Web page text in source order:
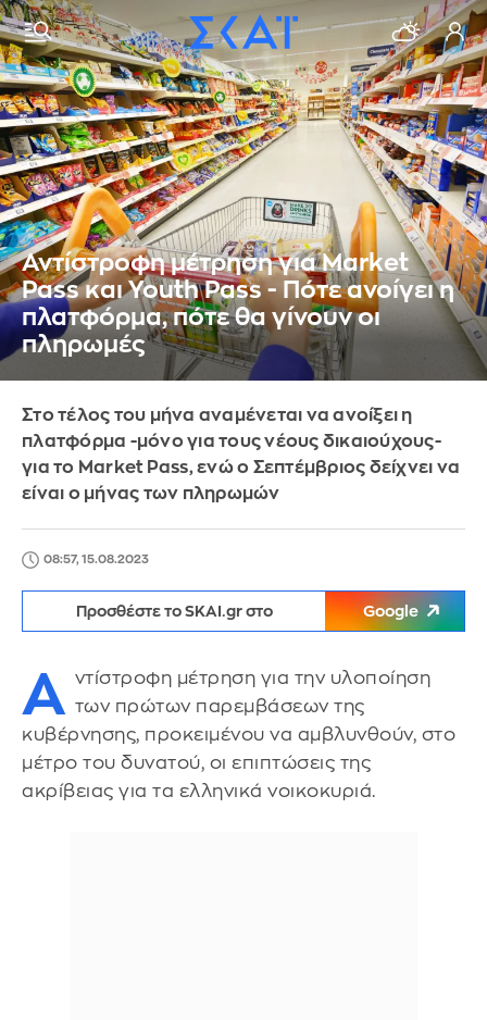
Αντίστροφη μέτρηση για Market
Pass και Youth Pass - Πότε ανοίγει η
πλατφόρμα, πότε θα γίνουν οι
πληρωμές
Στο τέλος του μήνα αναμένεται να ανοίξει η
πλατφόρμα -μόνο για τους νέους δικαιούχους-
για το Μarket Pass, ενώ ο Σεπτέμβριος δείχνει να
είναι ο μήνας των πληρωμών
08:57, 15.08.2023
Προσθέστε το SKAI.gr στο Google
A ντίστροφη μέτρηση για την υλοποίηση
των πρώτων παρεμβάσεων της
κυβέρνησης, προκειμένου να αμβλυνθούν, στο
μέτρο του δυνατού, οι επιπτώσεις της
ακρίβειας για τα ελληνικά νοικοκυριά.